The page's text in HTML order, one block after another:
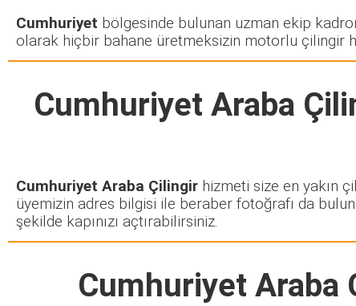
Cumhuriyet bölgesinde bulunan uzman ekip
olarak hiçbir bahane üretmeksizin motorlu çilingir
Cumhuriyet Araba
Cumhuriyet Araba Çilingir hizmeti size en yakın
üyemizin adres bilgisi ile beraber fotoğrafı da
şekilde kapınızı açtırabilirsiniz.
Cumhuriyet Araba